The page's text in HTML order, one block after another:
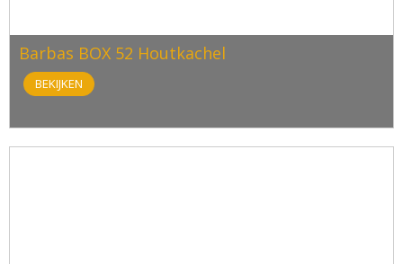
Barbas BOX 52 Houtkachel
BEKIJKEN